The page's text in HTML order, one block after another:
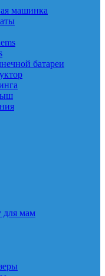
машинка
батареи
для мам